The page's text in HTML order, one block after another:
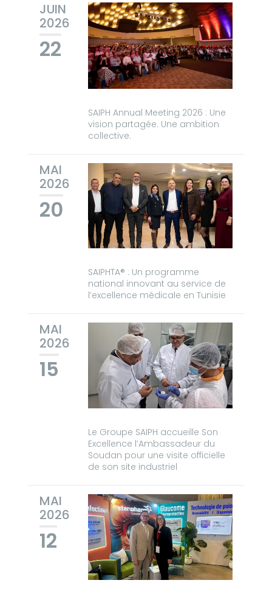
JUIN
2026
22
SAIPH Annual Meeting 2026 : Une
vision partagée. Une ambition
collective.
MAI
2026
20
SAIPHTA® : Un programme
national innovant au service de
l’excellence médicale en Tunisie
MAI
2026
15
Le Groupe SAIPH accueille Son
Excellence l’Ambassadeur du
Soudan pour une visite officielle
de son site industriel
MAI
2026
12